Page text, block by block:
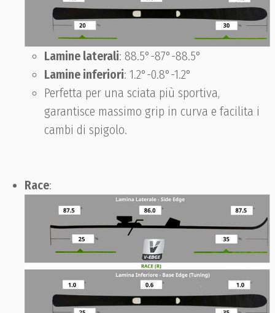
Lamine laterali: 88.5°-87°-88.5°
Lamine inferiori: 1.2°-0.8°-1.2°
Perfetta per una sciata più sportiva,
garantisce massimo grip in curva e facilita i
cambi di spigolo.
Race: